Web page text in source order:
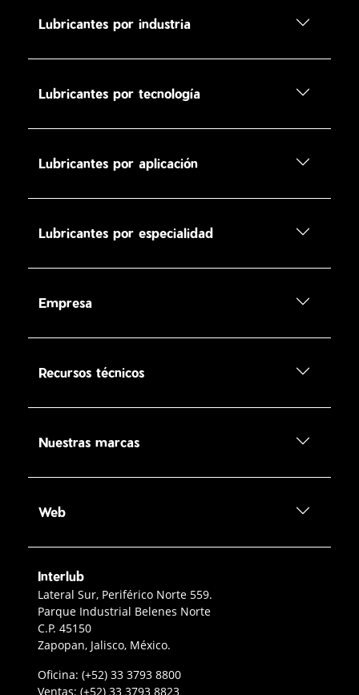
Lubricantes por industria
Lubricantes por tecnología
Lubricantes por aplicación
Lubricantes por especialidad
Empresa
Recursos técnicos
Nuestras marcas
Web
Interlub
Contacto Interlub
Lateral Sur, Periférico Norte 559.
Parque Industrial Belenes Norte
C.P. 45150
Zapopan, Jalisco, México.
Oficina: Teléfono oficina Guadalajara
(+52) 33 3793 8800
Ventas: Teléfono ventas
(+52) 33 3793 8823